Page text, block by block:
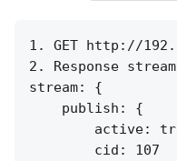
1. GET http://
2. Response
stream: {
    publish: {
active:
        cid: 107